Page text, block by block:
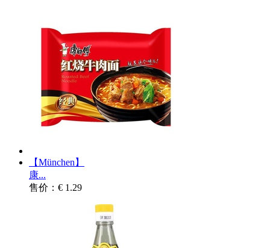
【München】
康...
售价：€ 1.29